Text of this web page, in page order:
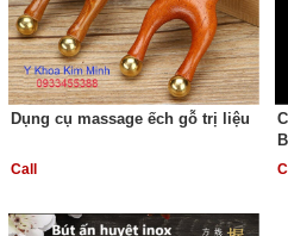
Dụng cụ massage ếch gỗ trị liệu
Call